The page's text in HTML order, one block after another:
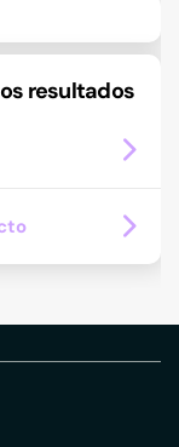
resultados